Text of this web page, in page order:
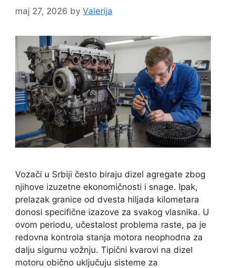
maj 27, 2026 by Valerija
Vozači u Srbiji često biraju dizel agregate zbog
njihove izuzetne ekonomičnosti i snage. Ipak,
prelazak granice od dvesta hiljada kilometara
donosi specifične izazove za svakog vlasnika. U
ovom periodu, učestalost problema raste, pa je
redovna kontrola stanja motora neophodna za
dalju sigurnu vožnju. Tipični kvarovi na dizel
motoru obično uključuju sisteme za